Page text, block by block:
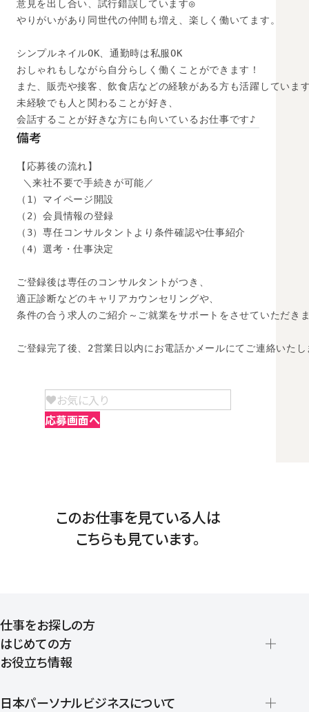
意見を出し合い、試行錯誤しています◎
やりがいがあり同世代の仲間も増え、楽しく働いてます。
シンプルネイルOK、通勤時は私服OK
おしゃれもしながら自分らしく働くことができます！
また、販売や接客、飲食店などの経験がある方も活躍していま
未経験でも人と関わることが好き、
会話することが好きな方にも向いているお仕事です♪
備考
【応募後の流れ】
＼来社不要で手続きが可能／
（1）マイページ開設
（2）会員情報の登録
（3）専任コンサルタントより条件確認や仕事紹介
（4）選考・仕事決定
ご登録後は専任のコンサルタントがつき、
適正診断などのキャリアカウンセリングや、
条件の合う求人のご紹介～ご就業をサポートをさせていただき
ご登録完了後、2営業日以内にお電話かメールにてご連絡いたし
お気に入り
応募画面へ
このお仕事を見ている人は
こちらも見ています。
仕事をお探しの方
はじめての方
登録から就業開始までの流れ
お役立ち情報
日本パーソナルビジネスについて